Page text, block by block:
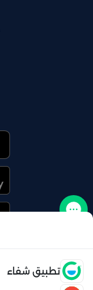
تطبيق شفاء © 2026 شفاء . كل الحقوق محفوظة
تواصل معنا